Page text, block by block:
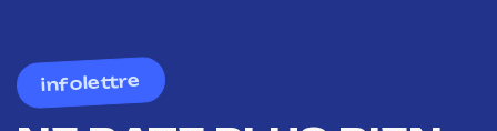
infolettre